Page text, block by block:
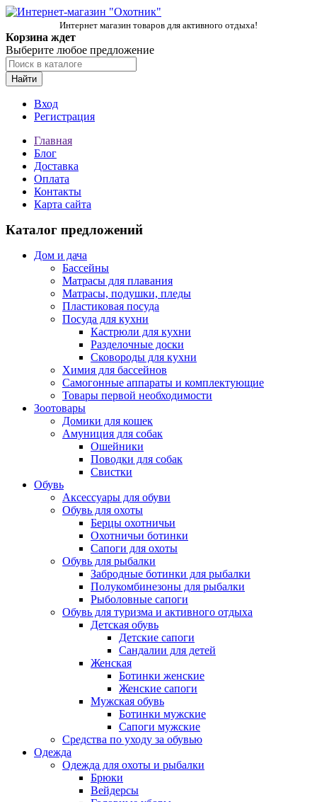
Интернет магазин товаров для активного отдыха!
Корзина ждет
Выберите любое предложение
Найти
Вход
Регистрация
Главная
Блог
Доставка
Оплата
Контакты
Карта сайта
Каталог предложений
Дом и дача
Бассейны
Матрасы для плавания
Матрасы, подушки, пледы
Пластиковая посуда
Посуда для кухни
Кастрюли для кухни
Разделочные доски
Сковороды для кухни
Химия для бассейнов
Самогонные аппараты и комплектующие
Товары первой необходимости
Зоотовары
Домики для кошек
Амуниция для собак
Ошейники
Поводки для собак
Свистки
Обувь
Аксессуары для обуви
Обувь для охоты
Берцы охотничьи
Охотничьи ботинки
Сапоги для охоты
Обувь для рыбалки
Забродные ботинки для рыбалки
Полукомбинезоны для рыбалки
Рыболовные сапоги
Обувь для туризма и активного отдыха
Детская обувь
Детские сапоги
Сандалии для детей
Женская
Ботинки женские
Женские сапоги
Мужская обувь
Ботинки мужские
Сапоги мужские
Средства по уходу за обувью
Одежда
Одежда для охоты и рыбалки
Брюки
Вейдерсы